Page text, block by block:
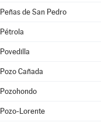
Peñas de San Pedro
Pétrola
Povedilla
Pozo Cañada
Pozohondo
Pozo-Lorente